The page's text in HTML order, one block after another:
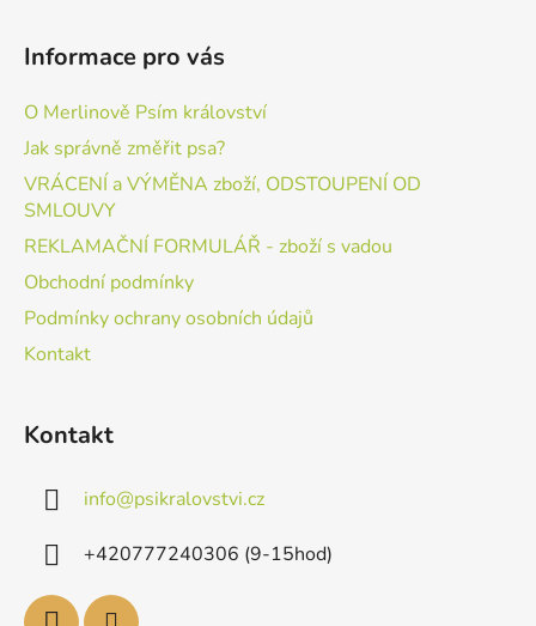
Informace pro vás
O Merlinově Psím království
Jak správně změřit psa?
VRÁCENÍ a VÝMĚNA zboží, ODSTOUPENÍ OD
SMLOUVY
REKLAMAČNÍ FORMULÁŘ - zboží s vadou
Obchodní podmínky
Podmínky ochrany osobních údajů
Kontakt
Kontakt
info@psikralovstvi.cz
+420777240306 (9-15hod)